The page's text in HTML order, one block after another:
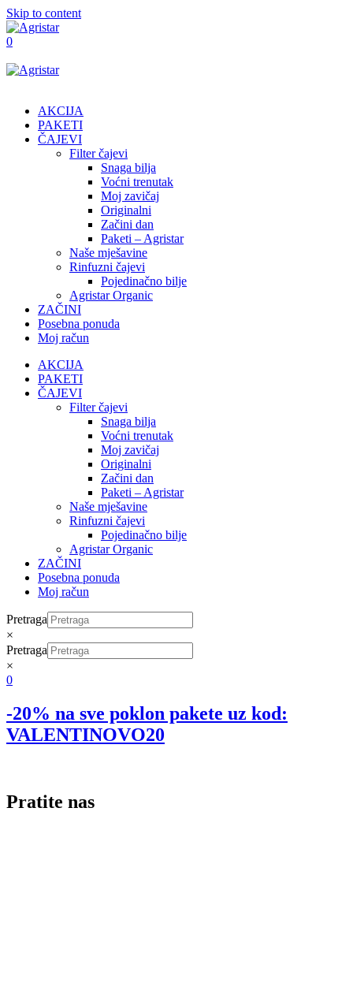
Skip to content
0
AKCIJA
PAKETI
ČAJEVI
Filter čajevi
Snaga bilja
Voćni trenutak
Moj zavičaj
Originalni
Začini dan
Paketi – Agristar
Naše mješavine
Rinfuzni čajevi
Pojedinačno bilje
Agristar Organic
ZAČINI
Posebna ponuda
Moj račun
AKCIJA
PAKETI
ČAJEVI
Filter čajevi
Snaga bilja
Voćni trenutak
Moj zavičaj
Originalni
Začini dan
Paketi – Agristar
Naše mješavine
Rinfuzni čajevi
Pojedinačno bilje
Agristar Organic
ZAČINI
Posebna ponuda
Moj račun
Pretraga
×
Pretraga
×
0
-20% na sve poklon pakete uz kod:
VALENTINOVO20
Pratite nas